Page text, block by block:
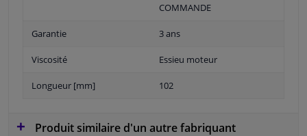
COMMANDE
Garantie 3 ans
Viscosité Essieu moteur
Longueur [mm] 102
Produit similaire d'un autre fabriquant